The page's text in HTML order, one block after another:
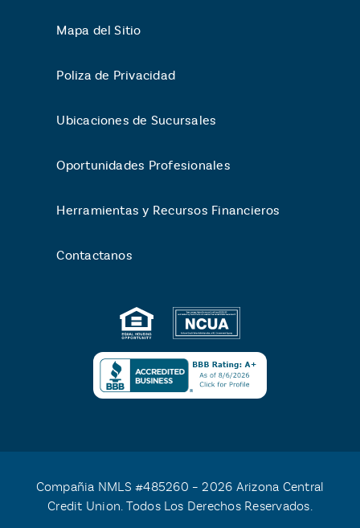
Mapa del Sitio
Poliza de Privacidad
Ubicaciones de Sucursales
Oportunidades Profesionales
Herramientas y Recursos Financieros
Contactanos
Compañia NMLS #485260 – 2026 Arizona Central
Credit Union. Todos Los Derechos Reservados.